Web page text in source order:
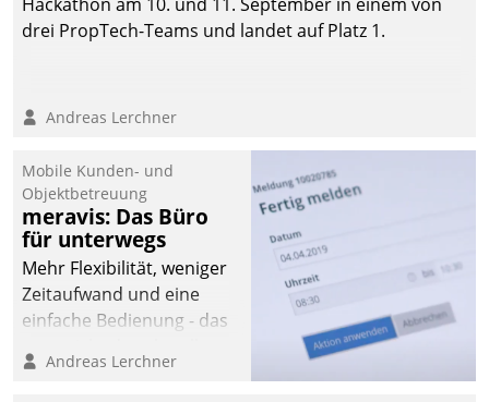
drei PropTech-Teams und landet auf Platz 1.
Andreas Lerchner
Mobile Kunden- und
Objektbetreuung
meravis: Das Büro
für unterwegs
Mehr Flexibilität, weniger
Zeitaufwand und eine
einfache Bedienung - das
Cockpit für mobile
Andreas Lerchner